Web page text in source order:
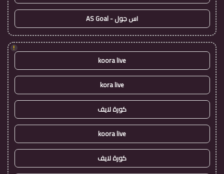
اس جول - AS Goal
!
koora live
kora live
كورة لايف
koora live
كورة لايف